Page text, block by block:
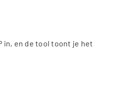
in, en de tool toont je het